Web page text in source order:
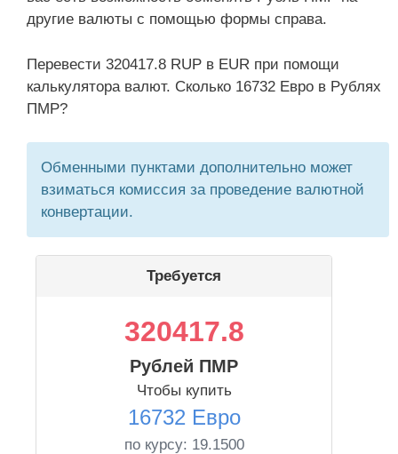
другие валюты с помощью формы справа.
Перевести 320417.8 RUP в EUR при помощи
калькулятора валют. Сколько 16732 Евро в Рублях
ПМР?
Обменными пунктами дополнительно может
взиматься комиссия за проведение валютной
конвертации.
Требуется
320417.8
Рублей ПМР
Чтобы купить
16732 Евро
по курсу: 19.1500